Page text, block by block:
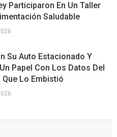
Participaron En Un Taller
Saludable
Su Auto Estacionado Y
Papel Con Los Datos Del
Lo Embistió